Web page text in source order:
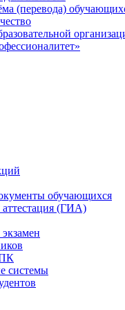
(перевода)
обучающихся
аттестация (ГИА)
системы